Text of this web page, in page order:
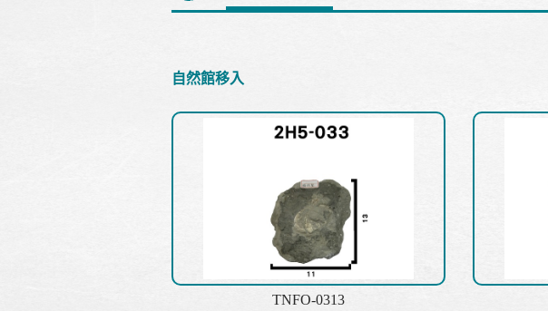
自然館移入
TNFO-0313